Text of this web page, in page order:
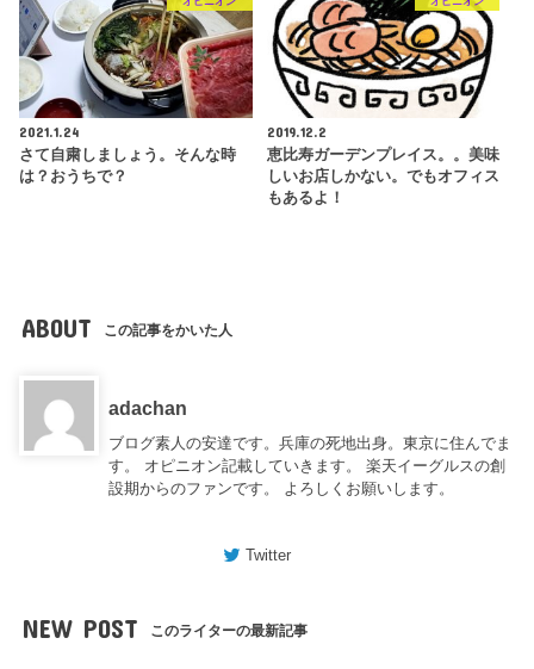
2021.1.24
さて自粛しましょう。そんな時
は？おうちで？
2019.12.2
恵比寿ガーデンプレイス。。美味
しいお店しかない。でもオフィス
もあるよ！
ABOUT この記事をかいた人
adachan
ブログ素人の安達です。兵庫の死地出身。東京に住んでま
す。 オピニオン記載していきます。 楽天イーグルスの創
設期からのファンです。 よろしくお願いします。
Twitter
NEW POST このライターの最新記事